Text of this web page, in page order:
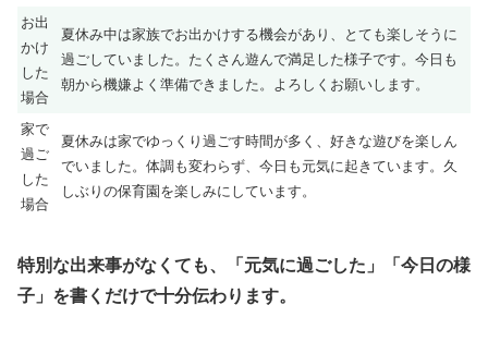
お出
かけ
した
場合
夏休み中は家族でお出かけする機会があり、とても楽しそうに
過ごしていました。たくさん遊んで満足した様子です。今日も
朝から機嫌よく準備できました。よろしくお願いします。
家で
過ご
した
場合
夏休みは家でゆっくり過ごす時間が多く、好きな遊びを楽しん
でいました。体調も変わらず、今日も元気に起きています。久
しぶりの保育園を楽しみにしています。
特別な出来事がなくても、「元気に過ごした」「今日の様
子」を書くだけで十分伝わります。